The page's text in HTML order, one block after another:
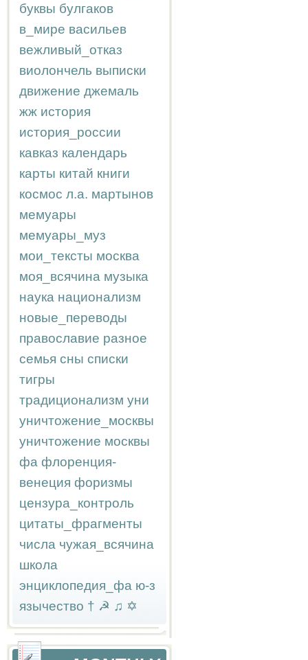
буквы булгаков
в_мире васильев
вежливый_отказ
виолончель выписки
движение джемаль
жж история
история_россии
кавказ календарь
карты китай книги
космос л.а. мартынов
мемуары
мемуары_муз
мои_тексты москва
моя_всячина музыка
наука национализм
новые_переводы
православие разное
семья сны списки
тигры
традиционализм уни
уничтожение_москвы
уничтожение москвы
фа флоренция-
венеция форизмы
цензура_контроль
цитаты_фрагменты
числа чужая_всячина
школа
энциклопедия_фа ю-з
язычество † ☭ ♫ ✡